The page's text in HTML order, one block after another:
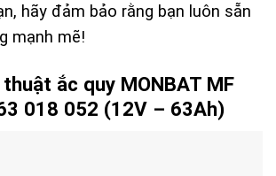
hãy đảm bảo rằng bạn luôn sẵn
mạnh mẽ!
ắc quy MONBAT MF
018 052 (12V – 63Ah)